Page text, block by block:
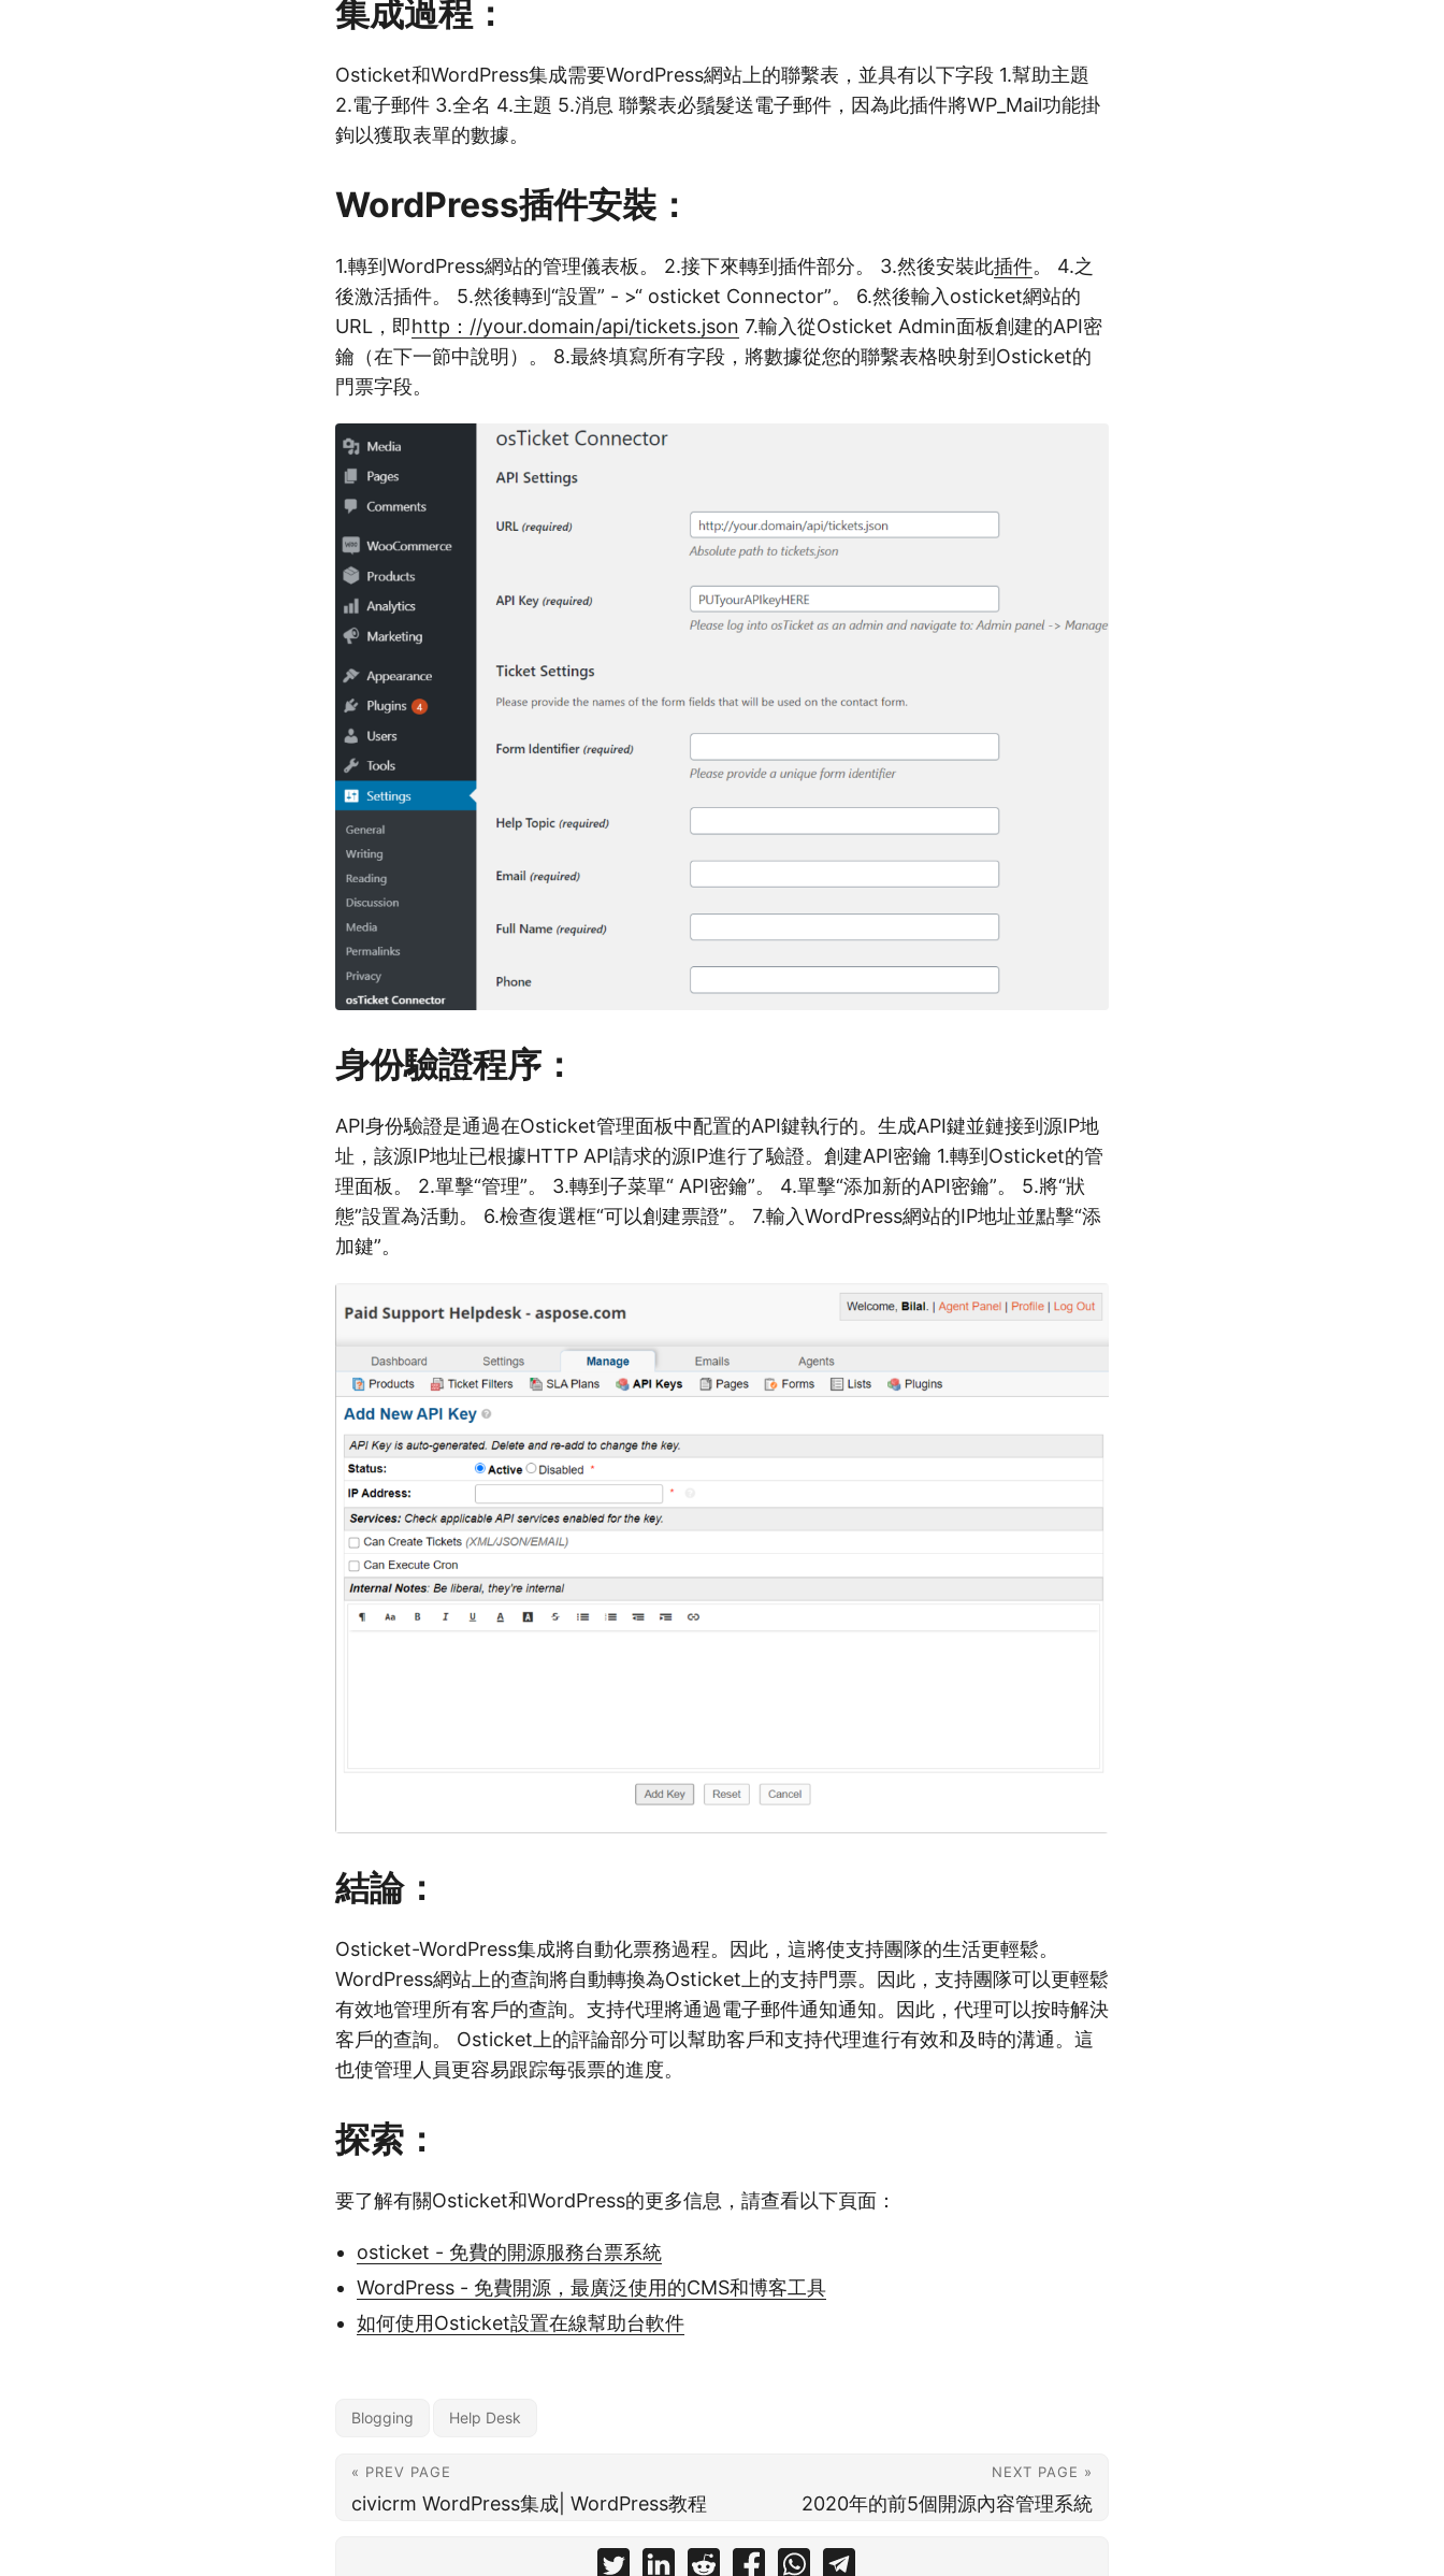
集成過程：
Osticket和WordPress集成需要WordPress網站上的聯繫表，並具有以下字段 1.幫助主題
2.電子郵件 3.全名 4.主題 5.消息 聯繫表必鬚髮送電子郵件，因為此插件將WP_Mail功能掛
鉤以獲取表單的數據。
WordPress插件安裝：
1.轉到WordPress網站的管理儀表板。 2.接下來轉到插件部分。 3.然後安裝此插件。 4.之
後激活插件。 5.然後轉到“設置” - >“ osticket Connector”。 6.然後輸入osticket網站的
URL，即http：//your.domain/api/tickets.json 7.輸入從Osticket Admin面板創建的API密
鑰（在下一節中說明）。 8.最終填寫所有字段，將數據從您的聯繫表格映射到Osticket的
門票字段。
身份驗證程序：
API身份驗證是通過在Osticket管理面板中配置的API鍵執行的。生成API鍵並鏈接到源IP地
址，該源IP地址已根據HTTP API請求的源IP進行了驗證。創建API密鑰 1.轉到Osticket的管
理面板。 2.單擊“管理”。 3.轉到子菜單“ API密鑰”。 4.單擊“添加新的API密鑰”。 5.將“狀
態”設置為活動。 6.檢查復選框“可以創建票證”。 7.輸入WordPress網站的IP地址並點擊“添
加鍵”。
結論：
Osticket-WordPress集成將自動化票務過程。因此，這將使支持團隊的生活更輕鬆。
WordPress網站上的查詢將自動轉換為Osticket上的支持門票。因此，支持團隊可以更輕鬆
有效地管理所有客戶的查詢。支持代理將通過電子郵件通知通知。因此，代理可以按時解決
客戶的查詢。 Osticket上的評論部分可以幫助客戶和支持代理進行有效和及時的溝通。這
也使管理人員更容易跟踪每張票的進度。
探索：
要了解有關Osticket和WordPress的更多信息，請查看以下頁面：
osticket - 免費的開源服務台票系統
WordPress - 免費開源，最廣泛使用的CMS和博客工具
如何使用Osticket設置在線幫助台軟件
Blogging Help Desk
« PREV PAGE
civicrm WordPress集成| WordPress教程
NEXT PAGE »
2020年的前5個開源內容管理系統